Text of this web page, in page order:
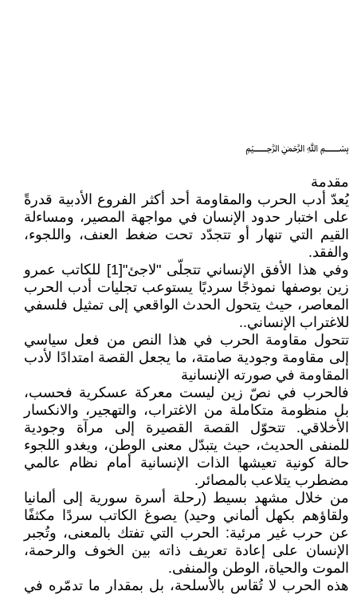
﷽
مقدمة
يُعدّ أدب الحرب والمقاومة أحد أكثر الفروع الأدبية قدرةً
على اختبار حدود الإنسان في مواجهة المصير، ومساءلة
القيم التي تنهار أو تتجدّد تحت ضغط العنف، واللجوء،
والفقد.
وفي هذا الأفق الإنساني تتجلّى "لاجئ"[1] للكاتب عمرو
زين بوصفها نموذجًا سرديًا يستوعب تجليات أدب الحرب
المعاصر، حيث يتحول الحدث الواقعي إلى تمثيل فلسفي
للاغتراب الإنساني..
تتحول مقاومة الحرب في هذا النص من فعل سياسي
إلى مقاومة وجودية صامتة، ما يجعل القصة امتدادًا لأدب
المقاومة في صورته الإنسانية
فالحرب في نصّ زين ليست معركة عسكرية فحسب،
بل منظومة متكاملة من الاغتراب، والتهجير، والانكسار
الأخلاقي. تتحوّل القصة القصيرة إلى مرآة وجودية
للمنفى الحديث، حيث يتبدّل معنى الوطن، ويغدو اللجوء
حالة كونية تعيشها الذات الإنسانية أمام نظام عالمي
مضطرب يتلاعب بالمصائر.
من خلال مشهد بسيط (رحلة أسرة سورية إلى ألمانيا
ولقاؤهم بكهل ألماني وحيد) يصوغ الكاتب سردًا مكثفًا
عن حرب غير مرئية: الحرب التي تفتك بالمعنى، وتُجبر
الإنسان على إعادة تعريف ذاته بين الخوف والرحمة،
الموت والحياة، الوطن والمنفى.
هذه الحرب لا تُقاس بالأسلحة، بل بمقدار ما تدمّره في